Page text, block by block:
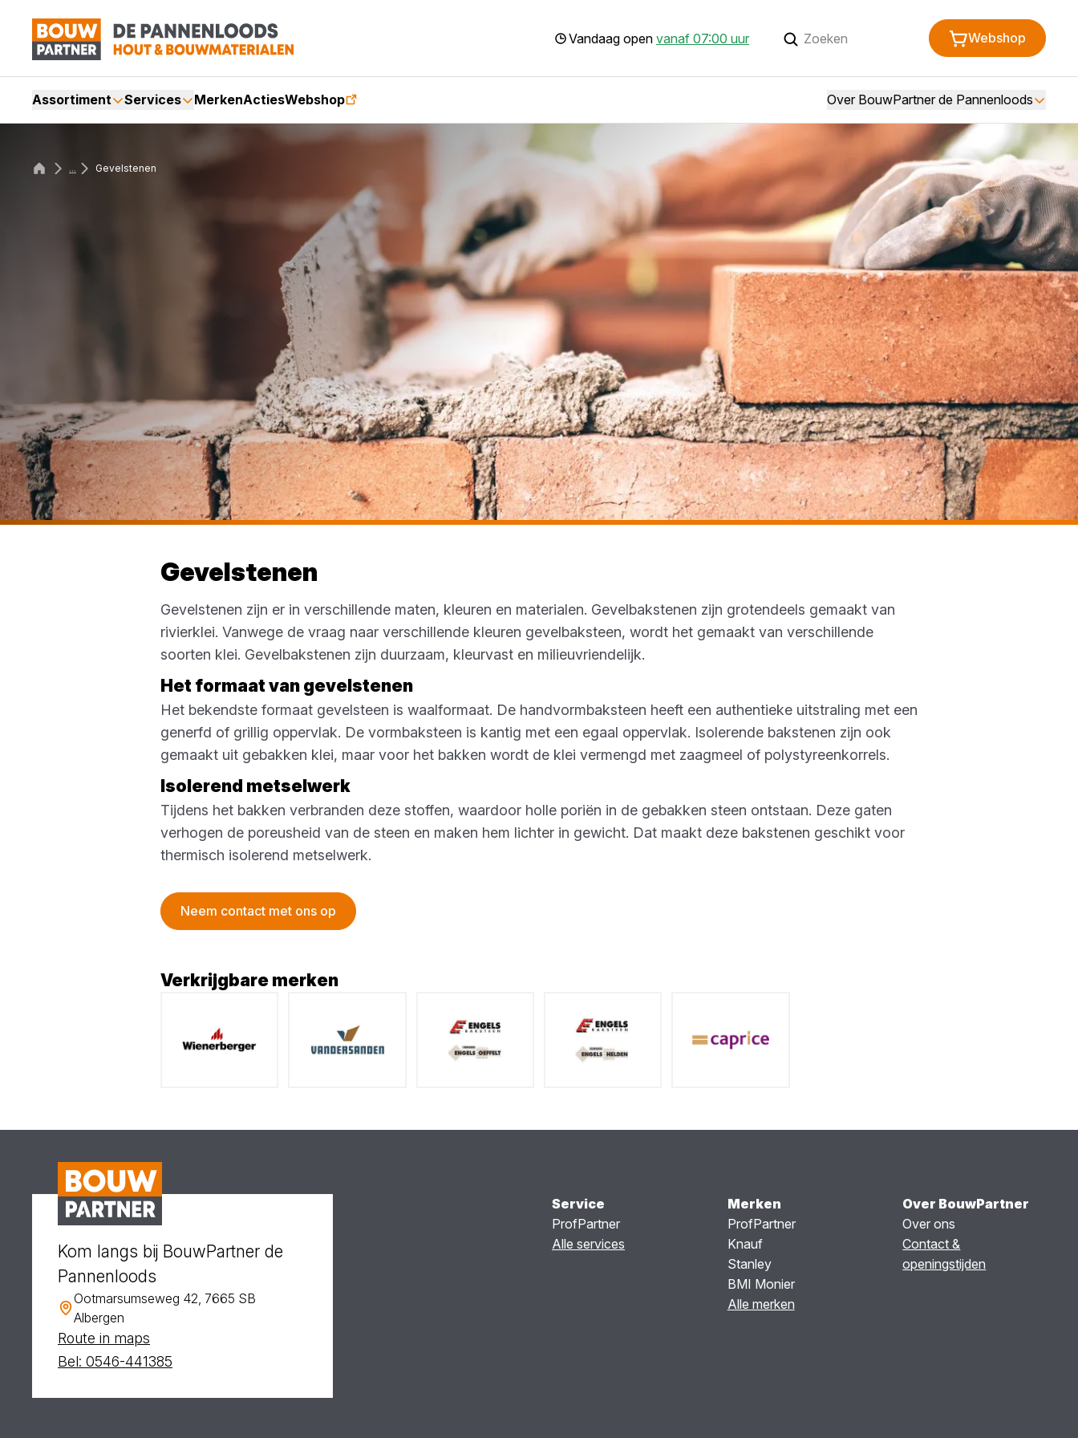
Vandaag open vanaf 07:00 uur Webshop
Assortiment Services MerkenActiesWebshop Over BouwPartner de Pannenloods
... Gevelstenen
Gevelstenen
Gevelstenen zijn er in verschillende maten, kleuren en materialen. Gevelbakstenen zijn grotendeels gemaakt van
rivierklei. Vanwege de vraag naar verschillende kleuren gevelbaksteen, wordt het gemaakt van verschillende
soorten klei. Gevelbakstenen zijn duurzaam, kleurvast en milieuvriendelijk.
Het formaat van gevelstenen
Het bekendste formaat gevelsteen is waalformaat. De handvormbaksteen heeft een authentieke uitstraling met een
generfd of grillig oppervlak. De vormbaksteen is kantig met een egaal oppervlak. Isolerende bakstenen zijn ook
gemaakt uit gebakken klei, maar voor het bakken wordt de klei vermengd met zaagmeel of polystyreenkorrels.
Isolerend metselwerk
Tijdens het bakken verbranden deze stoffen, waardoor holle poriën in de gebakken steen ontstaan. Deze gaten
verhogen de poreusheid van de steen en maken hem lichter in gewicht. Dat maakt deze bakstenen geschikt voor
thermisch isolerend metselwerk.
Neem contact met ons op
Verkrijgbare merken
Kom langs bij BouwPartner de
Pannenloods
Ootmarsumseweg 42, 7665 SB
Albergen
Route in maps
Bel: 0546-441385
Service
ProfPartner
Alle services
Merken
ProfPartner
Knauf
Stanley
BMI Monier
Alle merken
Over BouwPartner
Over ons
Contact &
openingstijden